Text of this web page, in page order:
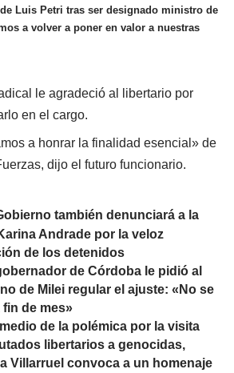
Luis Petri tras ser designado ministro de
a volver a poner en valor a nuestras
le agradeció al libertario por
en el cargo.
a honrar la finalidad esencial» de
dijo el futuro funcionario.
también denunciará a la
Andrade por la veloz
de los detenidos
de Córdoba le pidió al
de Milei regular el ajuste: «No se
fin de mes»
de la polémica por la visita
libertarios a genocidas,
Villarruel convoca a un homenaje